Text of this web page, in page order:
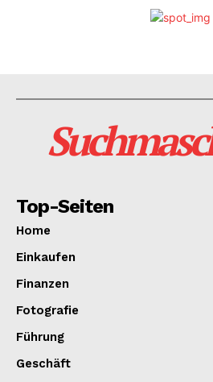
Top-Seiten
Home
Einkaufen
Finanzen
Fotografie
Führung
Geschäft